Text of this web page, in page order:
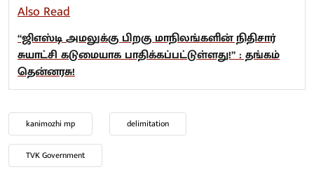
Also Read
“ஜிஎஸ்டி அமலுக்கு பிறகு மாநிலங்களின் நிதிசார்
சுயாட்சி கடுமையாக பாதிக்கப்பட்டுள்ளது!” : தங்கம்
தென்னரசு!
kanimozhi mp delimitation
TVK Government